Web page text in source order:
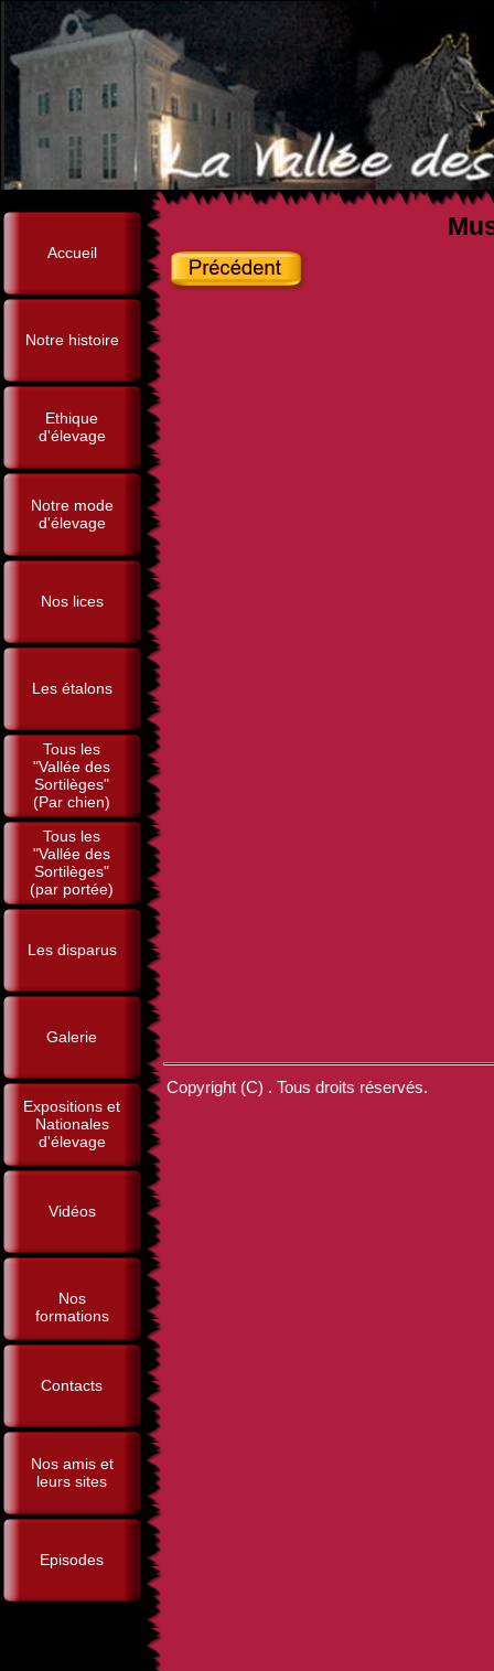
Accueil
Notre histoire
Ethique
d'élevage
Notre mode
d'élevage
Nos lices
Les étalons
Tous les
"Vallée des
Sortilèges"
(Par chien)
Tous les
"Vallée des
Sortilèges"
(par portée)
Les disparus
Galerie
Expositions et
Nationales
d'élevage
Vidéos
Nos
formations
Contacts
Nos amis et
leurs sites
Episodes
Copyright (C) . Tous droits réservés.